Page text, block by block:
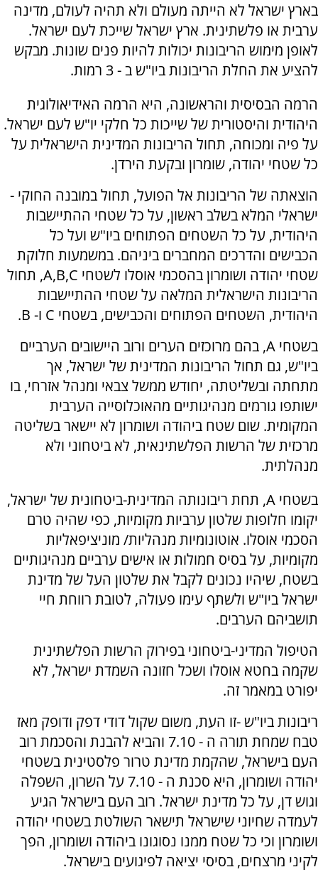
בארץ ישראל לא הייתה מעולם ולא תהיה לעולם, מדינה
ערבית או פלשתינית. ארץ ישראל שייכת לעם ישראל.
לאופן מימוש הריבונות יכולות להיות פנים שונות. מבקש
להציע את החלת הריבונות ביו"ש ב - 3 רמות.
הרמה הבסיסית והראשונה, היא הרמה האידיאולוגית
היהודית והיסטורית של שייכות כל חלקי יו"ש לעם ישראל.
על פיה ומכוחה, תחול הריבונות המדינית הישראלית על
כל שטחי יהודה, שומרון ובקעת הירדן.
הוצאתה של הריבונות אל הפועל, תחול במובנה החוקי -
ישראלי המלא בשלב ראשון, על כל שטחי ההתיישבות
היהודית, על כל השטחים הפתוחים ביו"ש ועל כל
הכבישים והדרכים המחברים ביניהם. במשמעות חלוקת
שטחי יהודה ושומרון בהסכמי אוסלו לשטחי A,B,C, תחול
הריבונות הישראלית המלאה על שטחי ההתיישבות
היהודית, השטחים הפתוחים והכבישים, בשטחי C ו- B.
בשטחי A, בהם מרוכזים הערים ורוב היישובים הערביים
ביו"ש, גם תחול הריבונות המדינית של ישראל, אך
מתחתה ובשליטתה, יחודש ממשל צבאי ומנהל אזרחי, בו
ישותפו גורמים מנהיגותיים מהאוכלוסייה הערבית
המקומית. שום שטח ביהודה ושומרון לא יישאר בשליטה
מרכזית של הרשות הפלשתינאית, לא ביטחוני ולא
מנהלתית.
בשטחי A, תחת ריבונותה המדינית-ביטחונית של ישראל,
יקומו חלופות שלטון ערביות מקומיות, כפי שהיה טרם
הסכמי אוסלו. אוטונומיות מנהליות/ מוניציפאליות
מקומיות, על בסיס חמולות או אישים ערביים מנהיגותיים
בשטח, שיהיו נכונים לקבל את שלטון העל של מדינת
ישראל ביו"ש ולשתף עימו פעולה, לטובת רווחת חיי
תושביהם הערבים.
הטיפול המדיני-ביטחוני בפירוק הרשות הפלשתינית
שקמה בחטא אוסלו ושכל חזונה השמדת ישראל, לא
יפורט במאמר זה.
ריבונות ביו"ש -זו העת, משום שקול דודי דפק ודופק מאז
טבח שמחת תורה ה - 7.10 והביא להבנת והסכמת רוב
העם בישראל, שהקמת מדינת טרור פלסטינית בשטחי
יהודה ושומרון, היא סכנת ה - 7.10 על השרון, השפלה
וגוש דן, על כל מדינת ישראל. רוב העם בישראל הגיע
לעמדה שחיוני שישראל תישאר השולטת בשטחי יהודה
ושומרון וכי כל שטח ממנו נסוגונו ביהודה ושומרון, הפך
לקיני מרצחים, בסיסי יציאה לפיגועים בישראל.